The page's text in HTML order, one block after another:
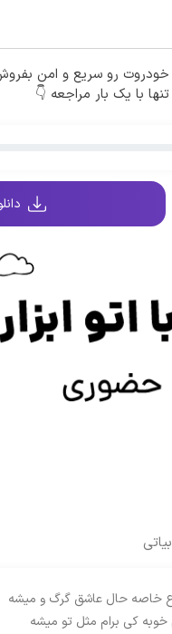
خودروت رو سریع و امن
تنها با یک بار مراجعه 👇
خاصه حال عاشق گرگ و میشه
کی برام مثل تو میشه